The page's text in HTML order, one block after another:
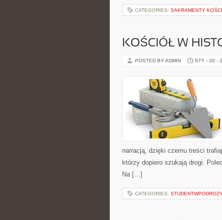
CATEGORIES: SAKRAMENTY
KOŚCIÓŁ W
POSTED BY ADMIN STY - 20 -
narracją, dzięki czemu treści
którzy dopiero szukają drogi.
Na […]
CATEGORIES: